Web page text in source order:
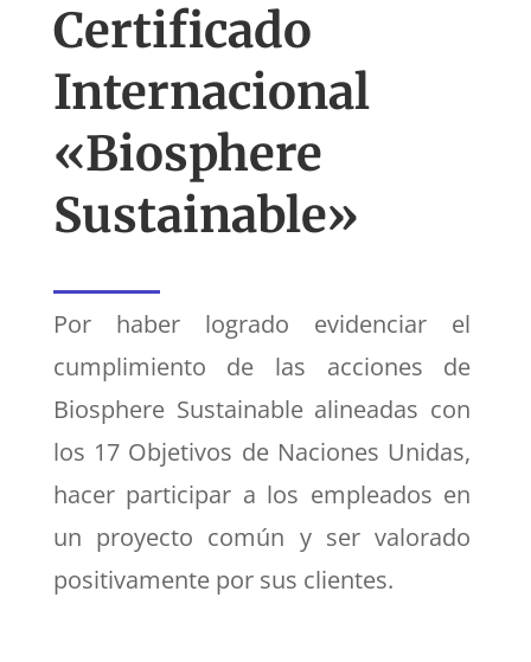
Certificado
Internacional
«Biosphere
Sustainable»
Por haber logrado evidenciar el
cumplimiento de las acciones de
Biosphere Sustainable alineadas con
los 17 Objetivos de Naciones Unidas,
hacer participar a los empleados en
un proyecto común y ser valorado
positivamente por sus clientes.